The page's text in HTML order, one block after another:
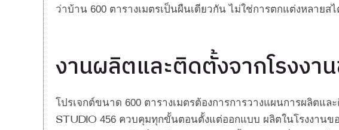
ว่าบ้าน 600 ตารางเมตรเป็นผืนเดียวกัน ไม่ใช่การตกแต่งหลายส
งานผลิตและติดตั้งจากโรงงาน
โปรเจกต์ขนาด 600 ตารางเมตรต้องการการวางแผนการผลิต
Studio 456 ควบคุมทุกขั้นตอนตั้งแต่ออกแบบ ผลิตในโรงงานขอ